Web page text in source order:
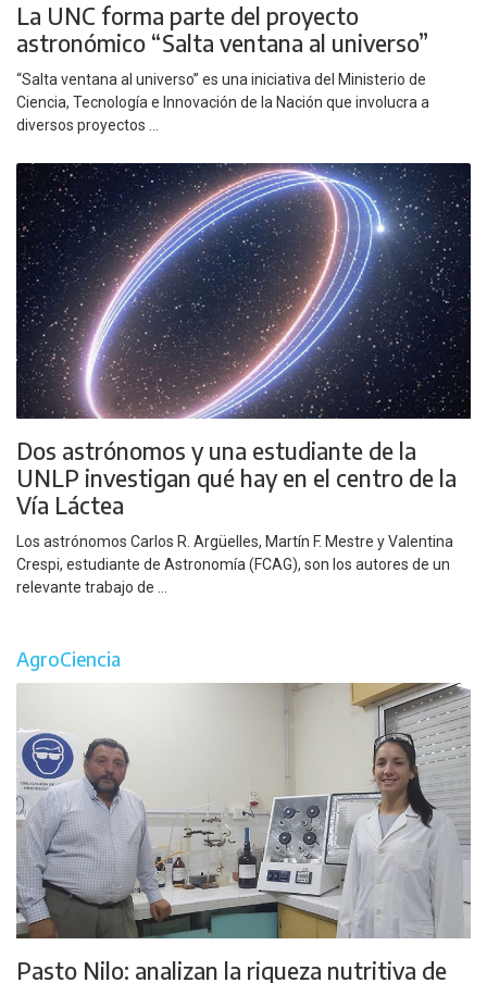
La UNC forma parte del proyecto
astronómico “Salta ventana al universo”
“Salta ventana al universo” es una iniciativa del Ministerio de
Ciencia, Tecnología e Innovación de la Nación que involucra a
diversos proyectos ...
Dos astrónomos y una estudiante de la
UNLP investigan qué hay en el centro de la
Vía Láctea
Los astrónomos Carlos R. Argüelles, Martín F. Mestre y Valentina
Crespi, estudiante de Astronomía (FCAG), son los autores de un
relevante trabajo de ...
AgroCiencia
Pasto Nilo: analizan la riqueza nutritiva de